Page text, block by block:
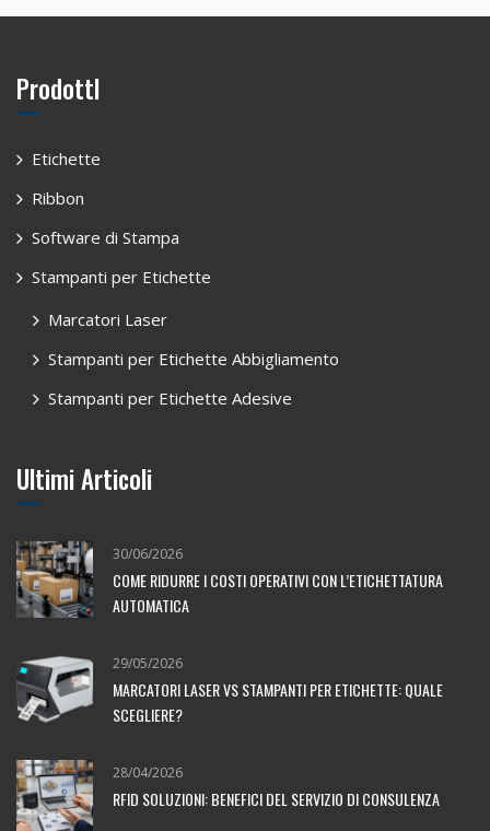
ProdottI
Etichette
Ribbon
Software di Stampa
Stampanti per Etichette
Marcatori Laser
Stampanti per Etichette Abbigliamento
Stampanti per Etichette Adesive
Ultimi Articoli
30/06/2026
COME RIDURRE I COSTI OPERATIVI CON L’ETICHETTATURA
AUTOMATICA
29/05/2026
MARCATORI LASER VS STAMPANTI PER ETICHETTE: QUALE
SCEGLIERE?
28/04/2026
RFID SOLUZIONI: BENEFICI DEL SERVIZIO DI CONSULENZA